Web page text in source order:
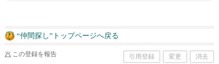
“仲間探し”トップページへ戻る
この登録を報告 引用登録 変更 消去